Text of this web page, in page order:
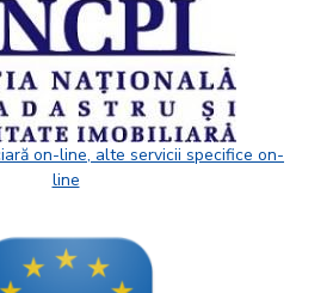
on-line, alte servicii specifice on-
line